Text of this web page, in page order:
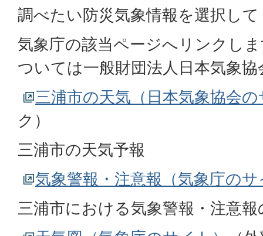
調べたい防災気象情報を選択し
気象庁の該当ページへリンクし
ついては一般財団法人日本気象協
三浦市の天気（日本気象協会
ク）
三浦市の天気予報
気象警報・注意報（気象庁の
三浦市における気象警報・注意報